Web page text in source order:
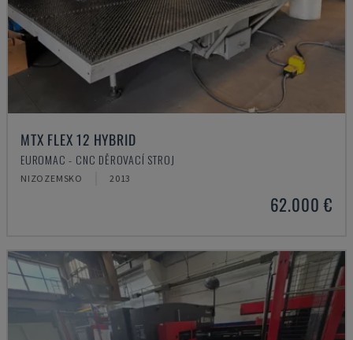
MTX FLEX 12 HYBRID
EUROMAC - CNC DĚROVACÍ STROJ
NIZOZEMSKO 2013
62.000 €